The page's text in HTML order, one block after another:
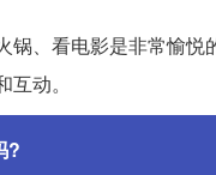
、看电影是非常愉
动。
?